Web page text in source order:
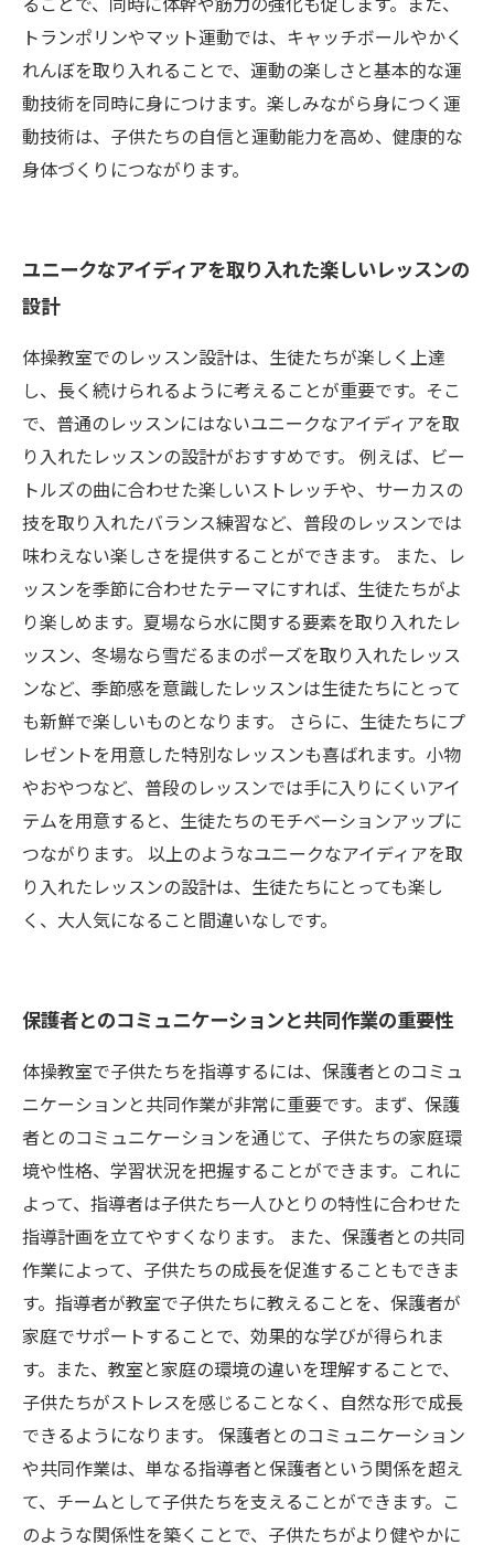
ることで、同時に体幹や筋力の強化も促します。また、
トランポリンやマット運動では、キャッチボールやかく
れんぼを取り入れることで、運動の楽しさと基本的な運
動技術を同時に身につけます。楽しみながら身につく運
動技術は、子供たちの自信と運動能力を高め、健康的な
身体づくりにつながります。
ユニークなアイディアを取り入れた楽しいレッスンの
設計
体操教室でのレッスン設計は、生徒たちが楽しく上達
し、長く続けられるように考えることが重要です。そこ
で、普通のレッスンにはないユニークなアイディアを取
り入れたレッスンの設計がおすすめです。 例えば、ビー
トルズの曲に合わせた楽しいストレッチや、サーカスの
技を取り入れたバランス練習など、普段のレッスンでは
味わえない楽しさを提供することができます。 また、レ
ッスンを季節に合わせたテーマにすれば、生徒たちがよ
り楽しめます。夏場なら水に関する要素を取り入れたレ
ッスン、冬場なら雪だるまのポーズを取り入れたレッス
ンなど、季節感を意識したレッスンは生徒たちにとって
も新鮮で楽しいものとなります。 さらに、生徒たちにプ
レゼントを用意した特別なレッスンも喜ばれます。小物
やおやつなど、普段のレッスンでは手に入りにくいアイ
テムを用意すると、生徒たちのモチベーションアップに
つながります。 以上のようなユニークなアイディアを取
り入れたレッスンの設計は、生徒たちにとっても楽し
く、大人気になること間違いなしです。
保護者とのコミュニケーションと共同作業の重要性
体操教室で子供たちを指導するには、保護者とのコミュ
ニケーションと共同作業が非常に重要です。まず、保護
者とのコミュニケーションを通じて、子供たちの家庭環
境や性格、学習状況を把握することができます。これに
よって、指導者は子供たち一人ひとりの特性に合わせた
指導計画を立てやすくなります。 また、保護者との共同
作業によって、子供たちの成長を促進することもできま
す。指導者が教室で子供たちに教えることを、保護者が
家庭でサポートすることで、効果的な学びが得られま
す。また、教室と家庭の環境の違いを理解することで、
子供たちがストレスを感じることなく、自然な形で成長
できるようになります。 保護者とのコミュニケーション
や共同作業は、単なる指導者と保護者という関係を超え
て、チームとして子供たちを支えることができます。こ
のような関係性を築くことで、子供たちがより健やかに